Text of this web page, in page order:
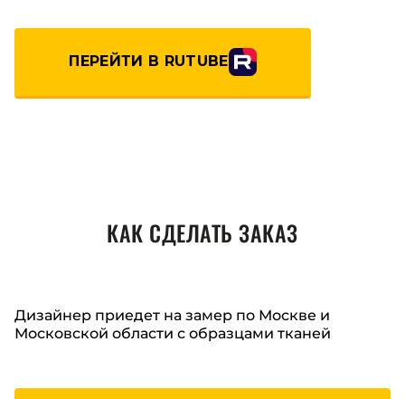
ПЕРЕЙТИ В RUTUBE
КАК СДЕЛАТЬ ЗАКАЗ
Дизайнер приедет на замер по Москве и
Московской области с образцами тканей